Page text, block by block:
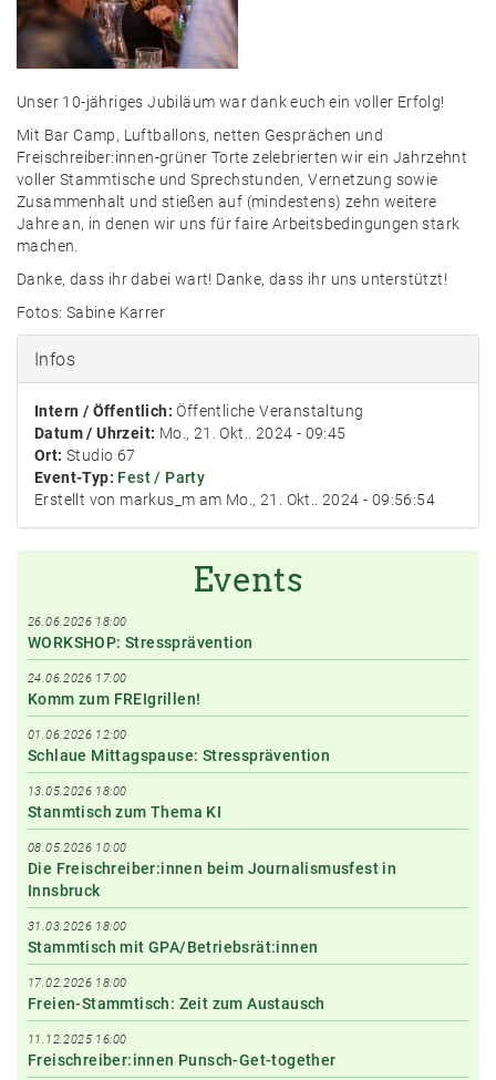
Unser 10-jähriges Jubiläum war dank euch ein voller Erfolg!
Mit Bar Camp, Luftballons, netten Gesprächen und
Freischreiber:innen-grüner Torte zelebrierten wir ein Jahrzehnt
voller Stammtische und Sprechstunden, Vernetzung sowie
Zusammenhalt und stießen auf (mindestens) zehn weitere
Jahre an, in denen wir uns für faire Arbeitsbedingungen stark
machen.
Danke, dass ihr dabei wart! Danke, dass ihr uns unterstützt!
Fotos: Sabine Karrer
Infos
Intern / Öffentlich:Öffentliche Veranstaltung
Datum / Uhrzeit: Mo., 21. Okt.. 2024 - 09:45
Ort:
Studio 67
Event-Typ: Fest / Party
Erstellt von markus_m am Mo., 21. Okt.. 2024 - 09:56:54
Events
26.06.2026 18:00
WORKSHOP: Stressprävention
24.06.2026 17:00
Komm zum FREIgrillen!
01.06.2026 12:00
Schlaue Mittagspause: Stressprävention
13.05.2026 18:00
Stanmtisch zum Thema KI
08.05.2026 10:00
Die Freischreiber:innen beim Journalismusfest in
Innsbruck
31.03.2026 18:00
Stammtisch mit GPA/Betriebsrät:innen
17.02.2026 18:00
Freien-Stammtisch: Zeit zum Austausch
11.12.2025 16:00
Freischreiber:innen Punsch-Get-together